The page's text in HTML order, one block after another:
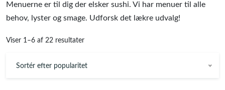
Menuerne er til dig der elsker sushi. Vi har menuer til alle
behov, lyster og smage. Udforsk det lækre udvalg!
Viser 1–6 af 22 resultater
Sortér efter popularitet